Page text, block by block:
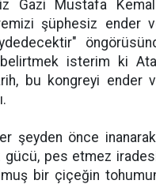
Gazi Mustafa Kemal
şüphesiz ender
isterim ki
bu kongreyi ender
şeyden önce
gücü, pes etmez
bir çiçeğin